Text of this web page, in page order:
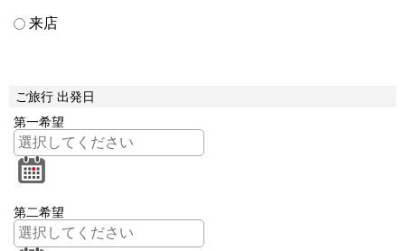
来店
ご旅行 出発日
第一希望
第二希望